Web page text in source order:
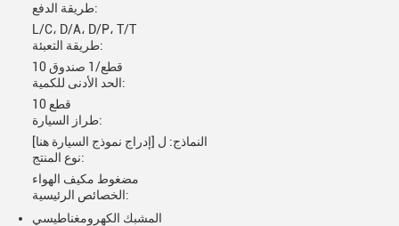
طريقة الدفع:
L/C، D/A، D/P، T/T
طريقة التعبئة:
10 قطع/1 صندوق
الحد الأدنى للكمية:
10 قطع
طراز السيارة:
النماذج: ل [إدراج نموذج السيارة هنا]
نوع المنتج:
مضغوط مكيف الهواء
الخصائص الرئيسية:
المشبك الكهرومغناطيسي